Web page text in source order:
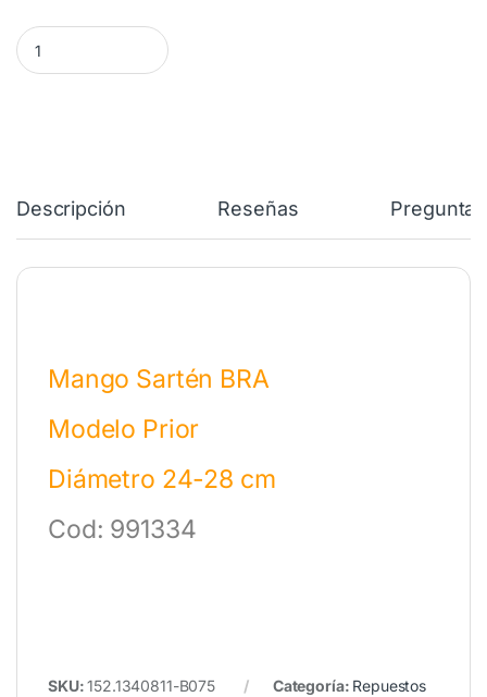
Mango Sarten BRA Prior 24-28 cm 991334 cantidad
Descripción Reseñas
Mango Sartén BRA
Modelo Prior
Diámetro 24-28 cm
Cod: 991334
SKU:152.1340811-B075 Categoría: Repuestos